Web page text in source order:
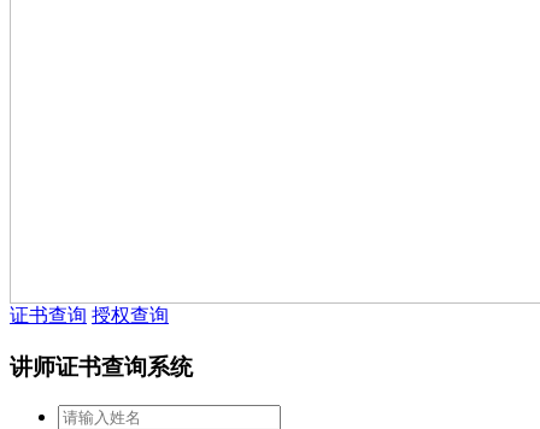
证书查询 授权查询
讲师证书查询系统